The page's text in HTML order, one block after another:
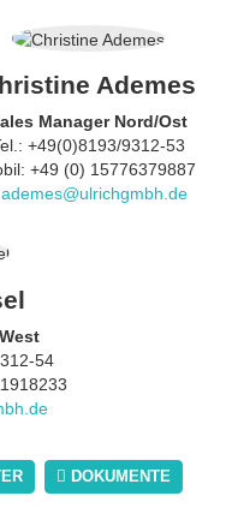
Ademes
Manager Nord/Ost
+49(0)8193/9312-53
+49 (0) 15776379887
54
DOKUMENTE